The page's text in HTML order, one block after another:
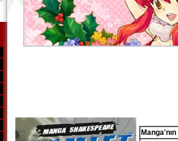
Manga'nın